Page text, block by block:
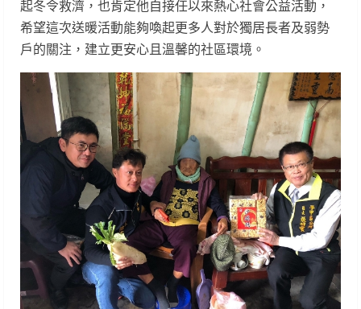
起冬令救濟，也肯定他自接任以來熱心社會公益活動，
希望這次送暖活動能夠喚起更多人對於獨居長者及弱勢
戶的關注，建立更安心且溫馨的社區環境。